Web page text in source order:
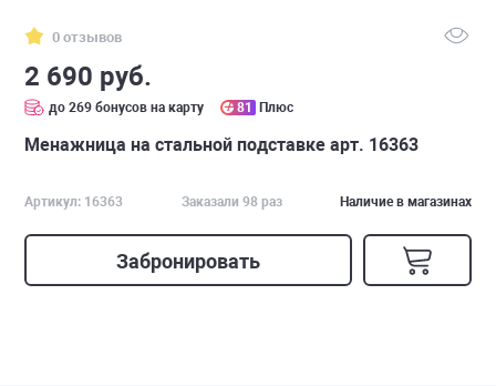
0 отзывов
2 690 руб.
до 269 бонусов на карту 81 Плюс
Менажница на стальной подставке арт. 16363
Артикул: 16363 Заказали 98 раз Наличие в магазинах
Забронировать